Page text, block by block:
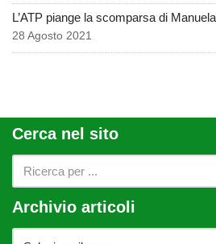
L’ATP piange la scomparsa di
28 Agosto 2021
Cerca nel sito
Archivio articoli